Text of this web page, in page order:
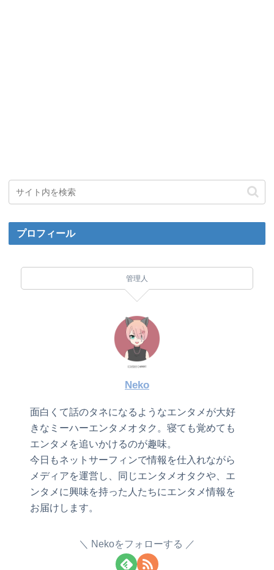
プロフィール
管理人
Neko
面白くて話のタネになるようなエンタメが大好
きなミーハーエンタメオタク。寝ても覚めても
エンタメを追いかけるのが趣味。
今日もネットサーフィンで情報を仕入れながら
メディアを運営し、同じエンタメオタクや、エ
ンタメに興味を持った人たちにエンタメ情報を
お届けします。
Nekoをフォローする